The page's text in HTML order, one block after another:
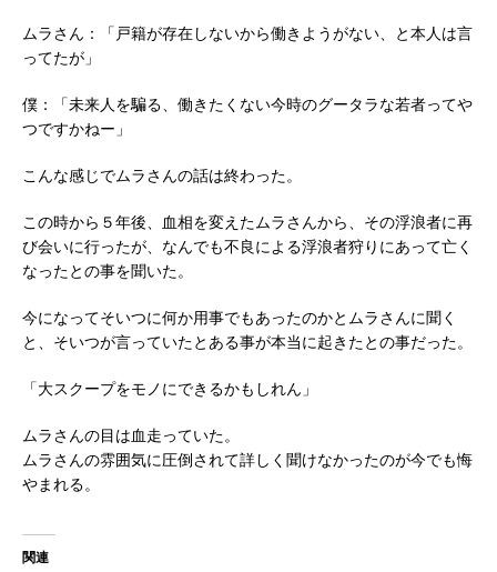
ムラさん：「戸籍が存在しないから働きようがない、と本人は言
ってたが」
僕：「未来人を騙る、働きたくない今時のグータラな若者ってや
つですかねー」
こんな感じでムラさんの話は終わった。
この時から５年後、血相を変えたムラさんから、その浮浪者に再
び会いに行ったが、なんでも不良による浮浪者狩りにあって亡く
なったとの事を聞いた。
今になってそいつに何か用事でもあったのかとムラさんに聞く
と、そいつが言っていたとある事が本当に起きたとの事だった。
「大スクープをモノにできるかもしれん」
ムラさんの目は血走っていた。
ムラさんの雰囲気に圧倒されて詳しく聞けなかったのが今でも悔
やまれる。
関連